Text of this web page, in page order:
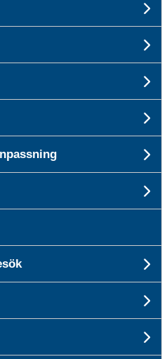
people from